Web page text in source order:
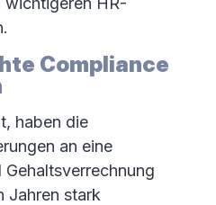
Compliance
haben die
an eine
Jahren stark